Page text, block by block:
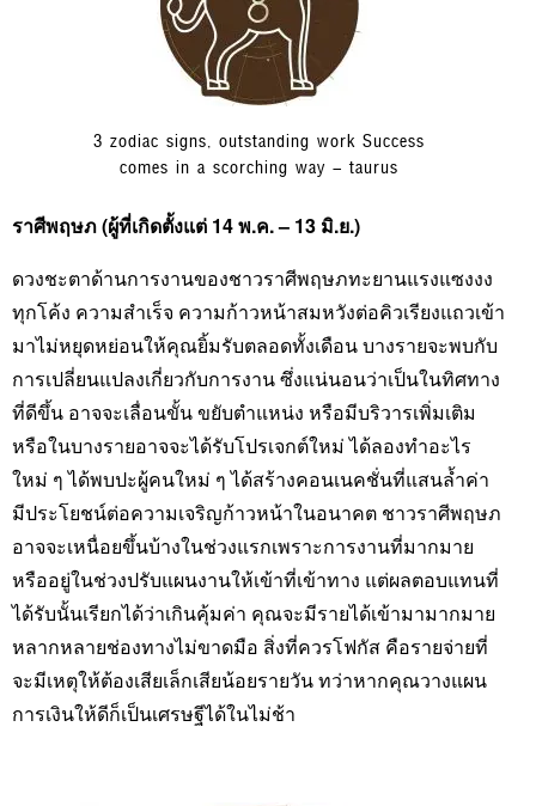
3 zodiac signs, outstanding work Success
comes in a scorching way – taurus
ราศีพฤษภ (ผู้ที่เกิดตั้งแต่ 14 พ.ค. – 13 มิ.ย.)
ดวงชะตาด้านการงานของชาวราศีพฤษภทะยานแรงแซงงง
ทุกโค้ง ความสำเร็จ ความก้าวหน้าสมหวังต่อคิวเรียงแถวเข้า
มาไม่หยุดหย่อนให้คุณยิ้มรับตลอดทั้งเดือน บางรายจะพบกับ
การเปลี่ยนแปลงเกี่ยวกับการงาน ซึ่งแน่นอนว่าเป็นในทิศทาง
ที่ดีขึ้น อาจจะเลื่อนขั้น ขยับตำแหน่ง หรือมีบริวารเพิ่มเติม
หรือในบางรายอาจจะได้รับโปรเจกต์ใหม่ ได้ลองทำอะไร
ใหม่ ๆ ได้พบปะผู้คนใหม่ ๆ ได้สร้างคอนเนคชั่นที่แสนล้ำค่า
มีประโยชน์ต่อความเจริญก้าวหน้าในอนาคต ชาวราศีพฤษภ
อาจจะเหนื่อยขึ้นบ้างในช่วงแรกเพราะการงานที่มากมาย
หรืออยู่ในช่วงปรับแผนงานให้เข้าที่เข้าทาง แต่ผลตอบแทนที่
ได้รับนั้นเรียกได้ว่าเกินคุ้มค่า คุณจะมีรายได้เข้ามามากมาย
หลากหลายช่องทางไม่ขาดมือ สิ่งที่ควรโฟกัส คือรายจ่ายที่
จะมีเหตุให้ต้องเสียเล็กเสียน้อยรายวัน ทว่าหากคุณวางแผน
การเงินให้ดีก็เป็นเศรษฐีได้ในไม่ช้า